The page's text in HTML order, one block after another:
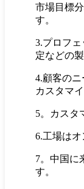
市場目標
す。
3.プロフ
定などの
4.顧客の
カスタマ
5。カスタ
6.工場はオ
7。中国に
す。